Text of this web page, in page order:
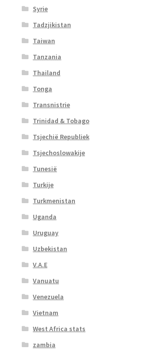
Syrie
Tadzjikistan
Taiwan
Tanzania
Thailand
Tonga
Transnistrie
Trinidad & Tobago
Tsjechië Republiek
Tsjechoslowakije
Tunesië
Turkije
Turkmenistan
Uganda
Uruguay
Uzbekistan
V.A.E
Vanuatu
Venezuela
Vietnam
West Africa stats
zambia